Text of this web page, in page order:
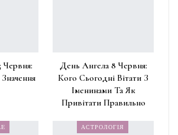
Червня:
День Ангела 8 Червня:
Кого Сьогодні Вітати З
Іменинами Та Як
Привітати Правильно
АСТРОЛОГІЯ